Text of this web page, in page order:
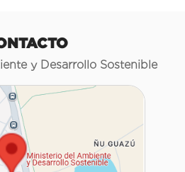
y Desarrollo Sostenible